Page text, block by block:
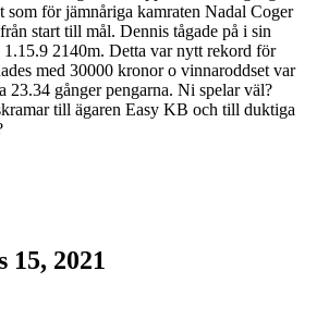
som för jämnåriga kamraten Nadal Coger
start till mål. Dennis tågade på i sin
1.15.9 2140m. Detta var nytt rekord för
med 30000 kronor o vinnaroddset var
23.34 gånger pengarna. Ni spelar väl?
till ägaren Easy KB och till duktiga
15, 2021